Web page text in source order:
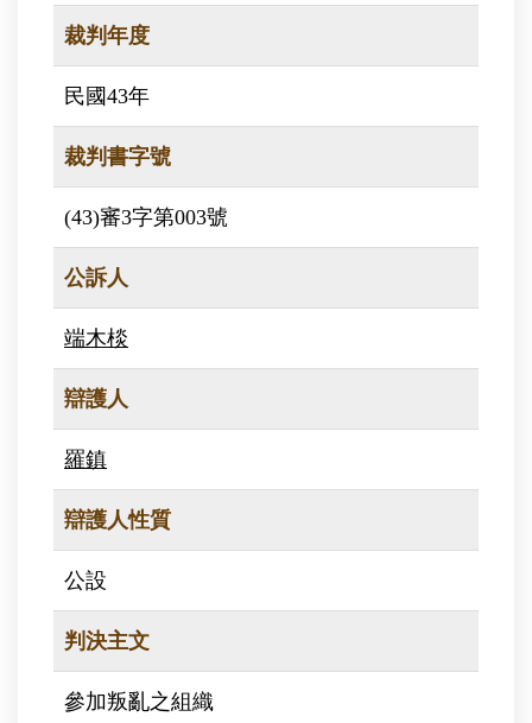
裁判年度
民國43年
裁判書字號
(43)審3字第003號
公訴人
端木棪
辯護人
羅鎮
辯護人性質
公設
判決主文
參加叛亂之組織